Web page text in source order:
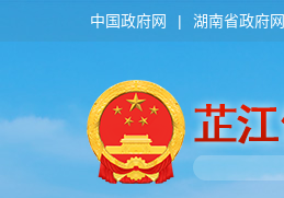
中国政府网 | 湖南省政府网